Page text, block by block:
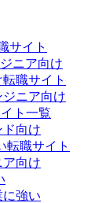
サイト
ニア向け
職サイト
ニア向け
ト一覧
ド向け
転職サイト
向け
に強い